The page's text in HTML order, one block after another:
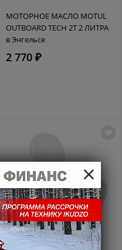
МОТОРНОЕ МАСЛО MOTUL
OUTBOARD TECH 2T 2 ЛИТРА
в Энгельсе
2 770 ₽
×